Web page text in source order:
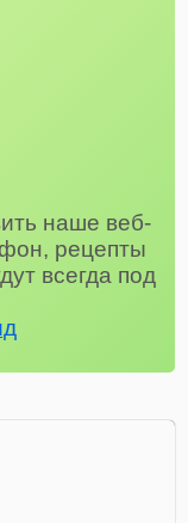
наше веб-
рецепты
всегда под